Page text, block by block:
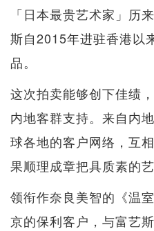
「日本最贵艺术家」历
斯自2015年进驻香港以
品。
这次拍卖能够创下佳绩
内地客群支持。来自内
球各地的客户网络，互
果顺理成章把具质素的
领衔作奈良美智的《温
京的保利客户，与富艺